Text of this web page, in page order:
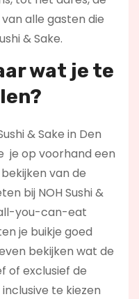
alle gasten die
& Sake.
wat je te
& Sake in Den
je op voorhand een
van de
bij NOH Sushi &
you-can-eat
je buikje goed
bekijken wat de
of exclusief de
te kiezen